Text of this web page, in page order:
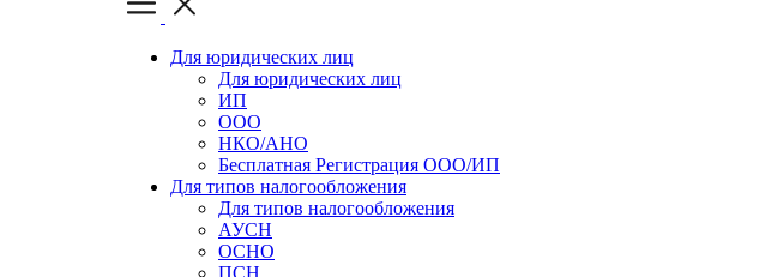
Для юридических лиц
Для юридических лиц
ИП
ООО
НКО/АНО
Бесплатная Регистрация ООО/ИП
Для типов налогообложения
Для типов налогообложения
АУСН
ОСНО
ПСН